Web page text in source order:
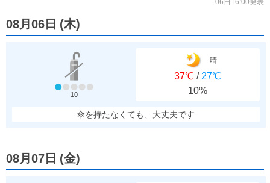
06日16:00発表
08月06日 (木)
10
晴
37℃ / 27℃
10%
傘を持たなくても、大丈夫です
08月07日 (金)